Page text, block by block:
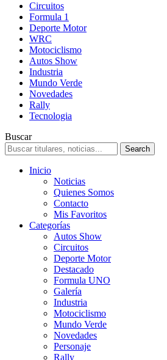
Circuitos
Formula 1
Deporte Motor
WRC
Motociclismo
Autos Show
Industria
Mundo Verde
Novedades
Rally
Tecnologia
Buscar
Inicio
Noticias
Quienes Somos
Contacto
Mis Favoritos
Categorías
Autos Show
Circuitos
Deporte Motor
Destacado
Formula UNO
Galería
Industria
Motociclismo
Mundo Verde
Novedades
Personaje
Rally